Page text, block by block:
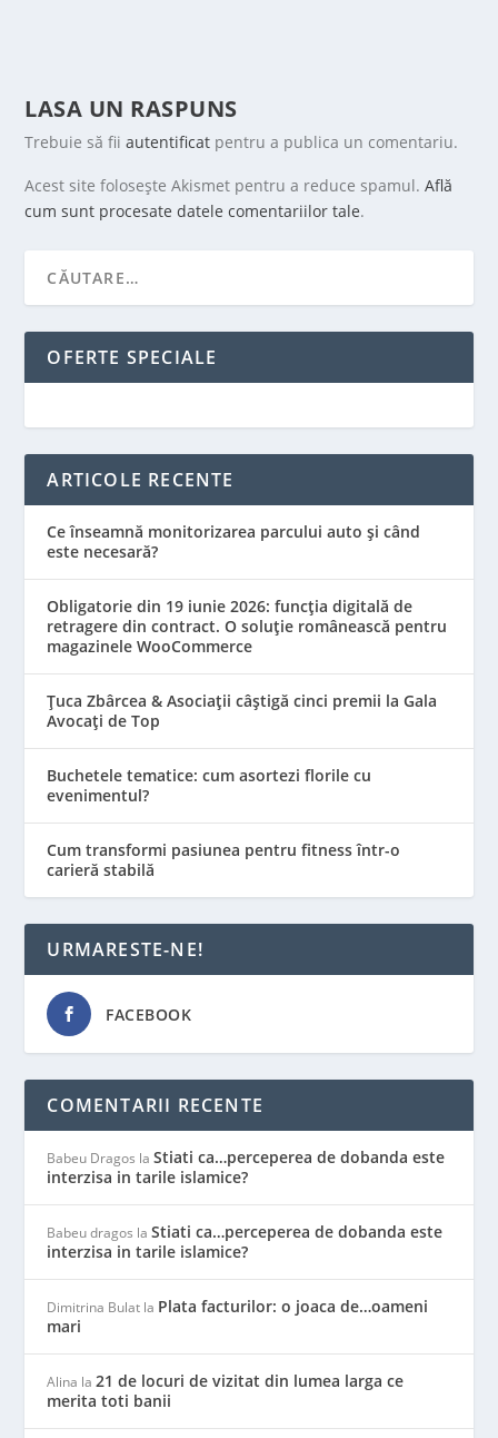
LASA UN RASPUNS
Trebuie să fiiautentificat pentru a publica un comentariu.
Acest site folosește Akismet pentru a reduce spamul.Află
cum sunt procesate datele comentariilor tale.
OFERTE SPECIALE
ARTICOLE RECENTE
Ce înseamnă monitorizarea parcului auto și când
este necesară?
Obligatorie din 19 iunie 2026: funcția digitală de
retragere din contract. O soluție românească pentru
magazinele WooCommerce
Țuca Zbârcea & Asociații câștigă cinci premii la Gala
Avocați de Top
Buchetele tematice: cum asortezi florile cu
evenimentul?
Cum transformi pasiunea pentru fitness într-o
carieră stabilă
URMARESTE-NE!
FACEBOOK
COMENTARII RECENTE
Babeu Dragos laStiati ca…perceperea de dobanda este
interzisa in tarile islamice?
Babeu dragos laStiati ca…perceperea de dobanda este
interzisa in tarile islamice?
Dimitrina Bulat la Plata facturilor: o joaca de…oameni
mari
Alina la21 de locuri de vizitat din lumea larga ce
merita toti banii